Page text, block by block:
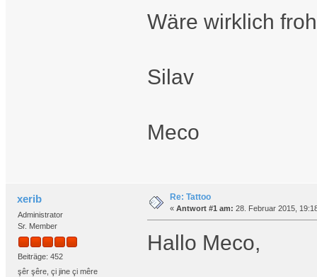
Wäre wirklich
Silav
Meco
xerib
Administrator
Sr. Member
Beiträge: 452
şêr şêre, çi jine çi mêre
Re: Tattoo
« Antwort #1 am: 28. Februar 2015,
Hallo Meco,